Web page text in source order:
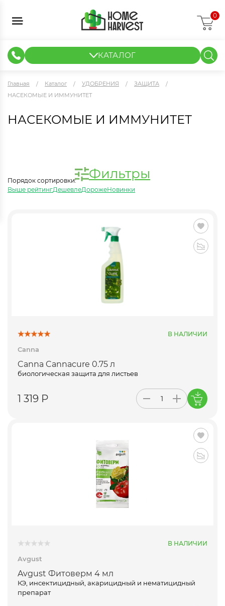
0
КАТАЛОГ
Главная Каталог УДОБРЕНИЯ
ЗАЩИТА
НАСЕКОМЫЕ И ИММУНИТЕТ
НАСЕКОМЫЕ И ИММУНИТЕТ
Фильтры
Порядок сортировки:
Выше рейтингДешевлеДорожеНовинки
В НАЛИЧИИ
Canna
Canna Cannacure 0.75 л
биологическая защита для листьев
1 319 Р
В НАЛИЧИИ
Avgust
Avgust Фитоверм 4 мл
КЭ, инсектицидный, акарицидный и нематицидный
препарат